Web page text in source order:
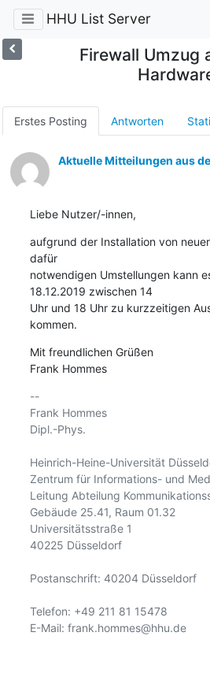
HHU List Server
Firewall Umzug
Erstes Posting Antworten
Aktuelle Mitteilungen aus
Liebe Nutzer/-innen,
aufgrund der Installation von
dafür
notwendigen Umstellungen kann
18.12.2019 zwischen 14
Uhr und 18 Uhr zu kurzzeitigen
kommen.
Mit freundlichen Grüßen
Frank Hommes
--
Frank Hommes
Dipl.-Phys.
Heinrich-Heine-Universität
Zentrum für Informations- und
Leitung Abteilung
Gebäude 25.41, Raum 01.32
Universitätsstraße 1
40225 Düsseldorf
Postanschrift: 40204 Düsseldorf
Telefon: +49 211 81 15478
E-Mail: frank.hommes@hhu.de